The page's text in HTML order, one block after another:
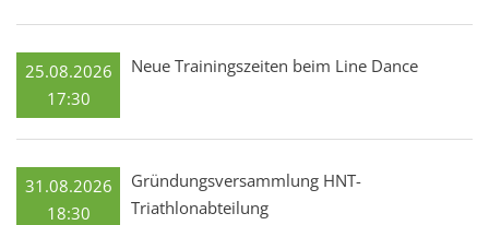
25.08.2026
17:30
Neue Trainingszeiten beim Line Dance
31.08.2026
18:30
Gründungsversammlung HNT-
Triathlonabteilung